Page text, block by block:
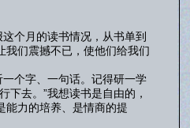
个月的读书情况，从书单到
我们震撼不已，使他们给我们
个字、一句话。记得研一学
去。”我想读书是自由的，
能力的培养、是情商的提